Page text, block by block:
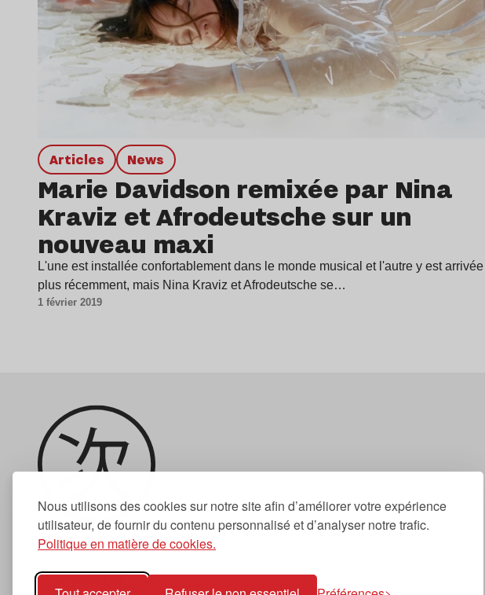
Nous utilisons des cookies sur notre site afin d’améliorer votre expérience
utilisateur, de fournir du contenu personnalisé et d’analyser notre trafic.
Politique en matière de cookies.
Articles news
Marie Davidson remixée par Nina
Kraviz et Afrodeutsche sur un
nouveau maxi
L'une est installée confortablement dans le monde musical et l'autre y est arrivée
plus récemment, mais Nina Kraviz et Afrodeutsche se…
1 février 2019
Newsletter